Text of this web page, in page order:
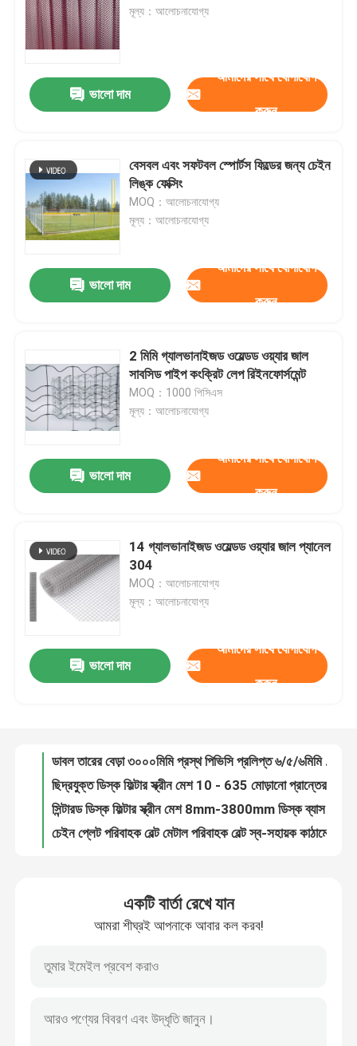
বাড়ি
আমাদের সম্বন্ধে
গুণমান নিয়ন্ত্রণ
আমাদের সাথে যোগাযোগ করুন
মূল্য：আলোচনাযোগ্য
ভালো দাম
আমাদের সাথে যোগাযোগ
করুন
বেসবল এবং সফটবল স্পোর্টস ফিল্ডের জন্য চেইন
লিঙ্ক ফেক্সিং
MOQ：আলোচনাযোগ্য
মূল্য：আলোচনাযোগ্য
ভালো দাম
আমাদের সাথে যোগাযোগ
করুন
2 মিমি গ্যালভানাইজড ওয়েল্ডড ওয়্যার জাল
সাবসিড পাইপ কংক্রিট লেপ রিইনফোর্সমেন্ট
MOQ：1000 পিসিএস
মূল্য：আলোচনাযোগ্য
ভালো দাম
আমাদের সাথে যোগাযোগ
করুন
14 গ্যালভানাইজড ওয়েল্ডড ওয়্যার জাল প্যানেল
304
MOQ：আলোচনাযোগ্য
মূল্য：আলোচনাযোগ্য
ভালো দাম
আমাদের সাথে যোগাযোগ
করুন
হালকা ইস্পাত ধাতু পরিবাহক বেল্ট শক্তিশালী SS চেইন লিঙ্ক পরিবাহক বেল্ট
চেইন প্লেট পরিবাহক বেল্ট মেটাল পরিবাহক বেল্ট স্ব-সহায়ক কাঠামো
0.5um–200um লিফ ডিস্ক ফিল্টার স্ক্রীন মেশ স্টেইনলেস স্টীল 304
বহুমুখী মই পরিবাহক বেল্ট কার্বন ইস্পাত এবং গ্যালভানাইজড ইস্পাত
একটি বার্তা রেখে যান
আমরা শীঘ্রই আপনাকে আবার কল করব!